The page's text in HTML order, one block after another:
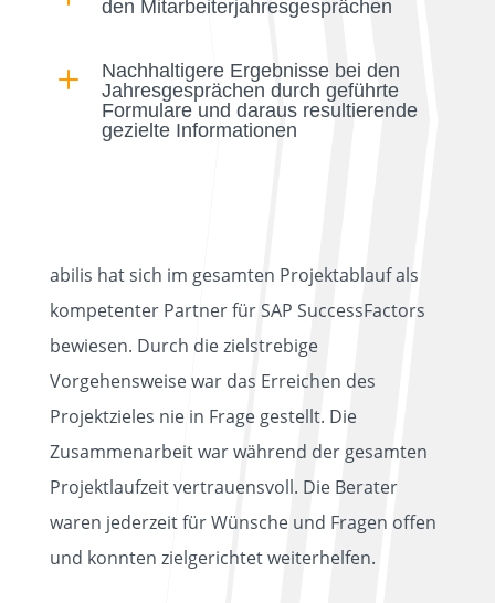
den Mitarbeiterjahresgesprächen
L
Nachhaltigere Ergebnisse bei den
Jahresgesprächen durch geführte
Formulare und daraus resultierende
gezielte Informationen
abilis hat sich im gesamten Projektablauf als
kompetenter Partner für SAP SuccessFactors
bewiesen. Durch die zielstrebige
Vorgehensweise war das Erreichen des
Projektzieles nie in Frage gestellt. Die
Zusammenarbeit war während der gesamten
Projektlaufzeit vertrauensvoll. Die Berater
waren jederzeit für Wünsche und Fragen offen
und konnten zielgerichtet weiterhelfen.